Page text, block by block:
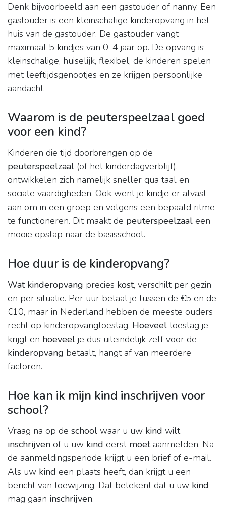
Denk bijvoorbeeld aan een gastouder of nanny. Een
gastouder is een kleinschalige kinderopvang in het
huis van de gastouder. De gastouder vangt
maximaal 5 kindjes van 0-4 jaar op. De opvang is
kleinschalige, huiselijk, flexibel, de kinderen spelen
met leeftijdsgenootjes en ze krijgen persoonlijke
aandacht.
Waarom is de peuterspeelzaal goed
voor een kind?
Kinderen die tijd doorbrengen op de
peuterspeelzaal (of het kinderdagverblijf),
ontwikkelen zich namelijk sneller qua taal en
sociale vaardigheden. Ook went je kindje er alvast
aan om in een groep en volgens een bepaald ritme
te functioneren. Dit maakt de peuterspeelzaal een
mooie opstap naar de basisschool.
Hoe duur is de kinderopvang?
Wat kinderopvang precies kost, verschilt per gezin
en per situatie. Per uur betaal je tussen de €5 en de
€10, maar in Nederland hebben de meeste ouders
recht op kinderopvangtoeslag. Hoeveel toeslag je
krijgt en hoeveel je dus uiteindelijk zelf voor de
kinderopvang betaalt, hangt af van meerdere
factoren.
Hoe kan ik mijn kind inschrijven voor
school?
Vraag na op de school waar u uw kind wilt
inschrijven of u uw kind eerst moetaanmelden. Na
de aanmeldingsperiode krijgt u een brief of e-mail.
Als uw kind een plaats heeft, dan krijgt u een
bericht van toewijzing. Dat betekent dat u uw kind
mag gaan inschrijven.